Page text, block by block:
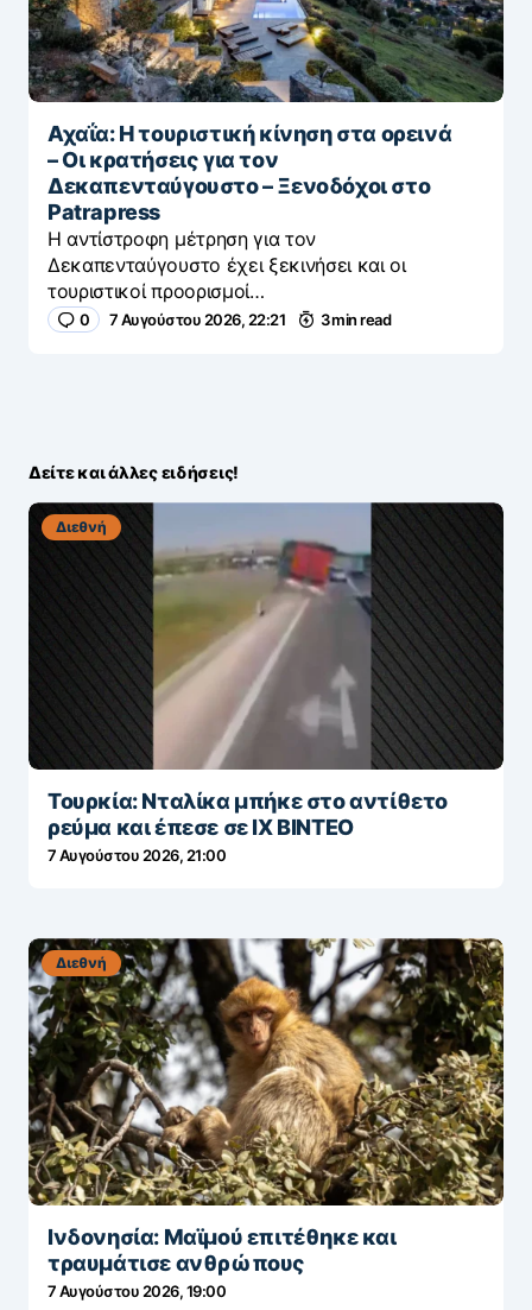
Αχαΐα: Η τουριστική κίνηση στα ορεινά
– Οι κρατήσεις για τον
Δεκαπενταύγουστο – Ξενοδόχοι στο
Patrapress
Η αντίστροφη μέτρηση για τον
Δεκαπενταύγουστο έχει ξεκινήσει και οι
τουριστικοί προορισμοί…
0 7 Αυγούστου 2026, 22:21 3 min read
Δείτε και άλλες ειδήσεις!
Διεθνή
Τουρκία: Νταλίκα μπήκε στο αντίθετο
ρεύμα και έπεσε σε ΙΧ ΒΙΝΤΕΟ
7 Αυγούστου 2026, 21:00
Διεθνή
Ινδονησία: Μαϊμού επιτέθηκε και
τραυμάτισε ανθρώπους
7 Αυγούστου 2026, 19:00